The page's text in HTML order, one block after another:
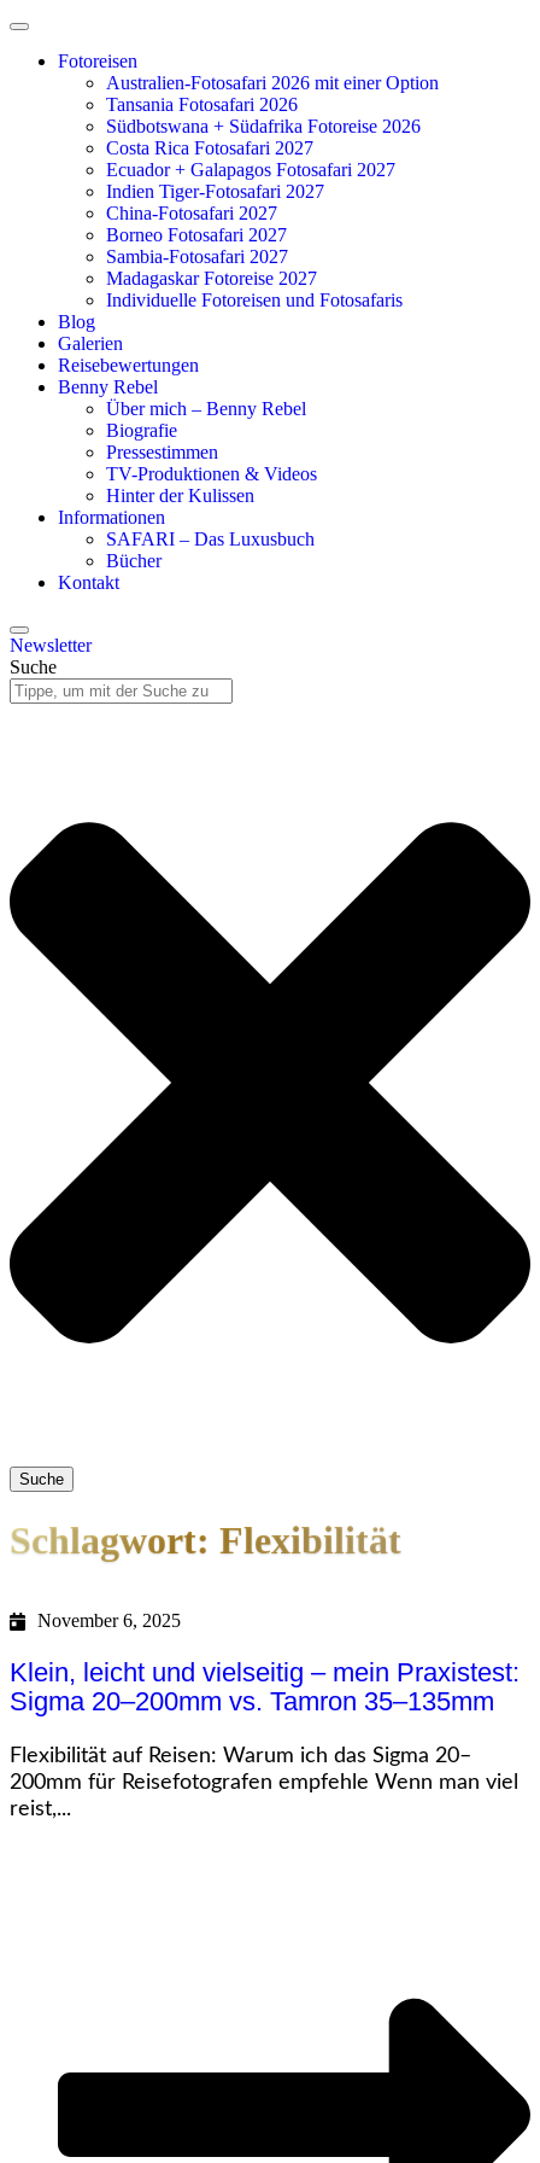
Zum
springenFotoreisen
Australien-Fotosafari 2026 mit einer Option
Tansania Fotosafari 2026
Südbotswana + Südafrika Fotoreise 2026
Costa Rica Fotosafari 2027
Ecuador + Galapagos Fotosafari 2027
Indien Tiger-Fotosafari 2027
China-Fotosafari 2027
Borneo Fotosafari 2027
Sambia-Fotosafari 2027
Madagaskar Fotoreise 2027
Individuelle Fotoreisen und Fotosafaris
Blog
Galerien
Reisebewertungen
Benny Rebel
Über mich – Benny Rebel
Biografie
Pressestimmen
TV-Produktionen & Videos
Hinter der Kulissen
Informationen
SAFARI – Das Luxusbuch
Bücher
Kontakt
Newsletter
Suche
Suche
Schlagwort: Flexibilität
November 6, 2025
Klein, leicht und vielseitig – mein Praxistest:
Sigma 20–200mm vs. Tamron 35–135mm
Flexibilität auf Reisen: Warum ich das Sigma 20–
200mm für Reisefotografen empfehle Wenn man viel
reist,...